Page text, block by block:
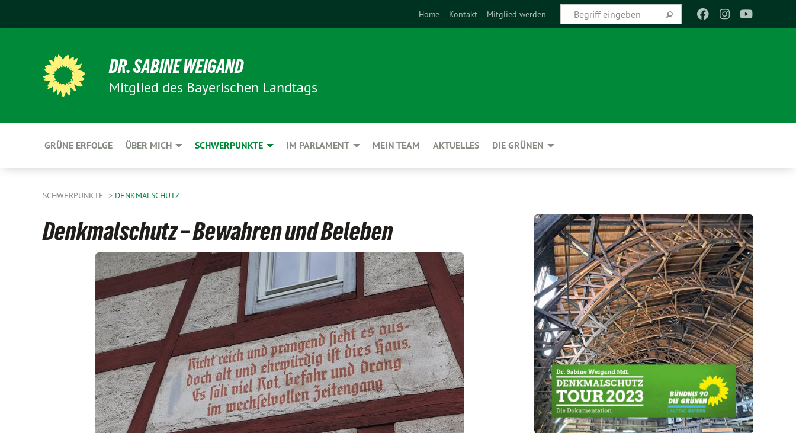
Home Kontakt Mitglied werden
DR. SABINE WEIGAND
Mitglied des Bayerischen Landtags
GRÜNE ERFOLGE ÜBER MICH SCHWERPUNKTE IM PARLAMENT MEIN TEAM AKTUELLES DIE GRÜNEN
SCHWERPUNKTE DENKMALSCHUTZ
Denkmalschutz – Bewahren und Beleben